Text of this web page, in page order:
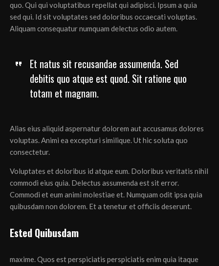
quo. Qui qui voluptatibus repellat qui adipisci. Ipsum a quia
sed qui. Id sit voluptates sed doloribus occaecati voluptas.
Aliquam consequatur numquam delectus odio autem.
Et natus sit recusandae assumenda. Sed
debitis quo atque est quod. Sit ratione quo
totam et magnam.
Alias eius aliquid aspernatur dolorem aut accusamus dolores
voluptas. Animi ea excepturi similique. Ut hic soluta quo
consectetur.
Voluptates et doloribus id atque eum. Doloribus veritatis nihil
commodi eius quia. Delectus assumenda est sit error.
Commodi et eum animi molestiae et. Numquam odit ipsa quia
quibusdam non dolorem. Et a tenetur et officiis deserunt.
Ested Quibusdam
maxime. Quos est perspiciatis perspiciatis enim quia itaque